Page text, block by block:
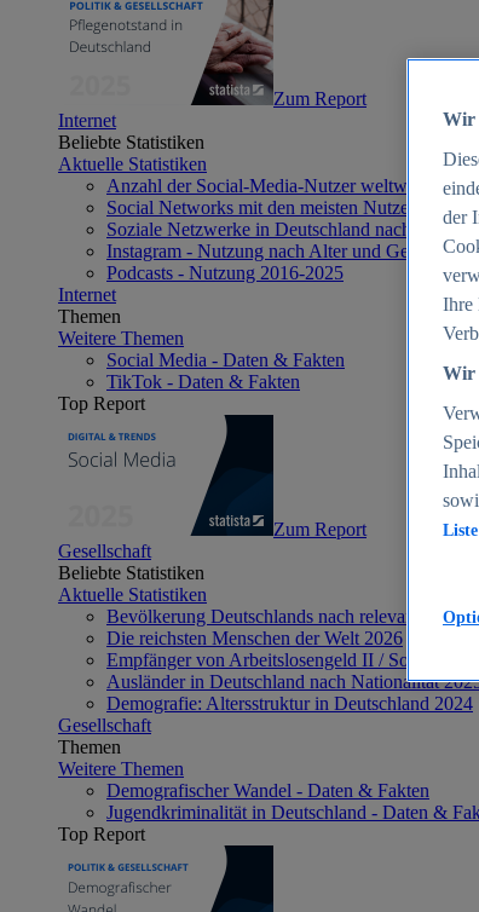
Zum Report
Internet
Beliebte Statistiken
Aktuelle Statistiken
Anzahl der Social-Media-Nutzer weltweit 2012-
Social Networks mit den meisten Nutzern
Soziale Netzwerke in Deutschland nach
Instagram - Nutzung nach Alter und Geschlecht
Podcasts - Nutzung 2016-2025
Internet
Themen
Weitere Themen
Social Media - Daten & Fakten
TikTok - Daten & Fakten
Top Report
Zum Report
Gesellschaft
Beliebte Statistiken
Aktuelle Statistiken
Bevölkerung Deutschlands nach relevanten
Die reichsten Menschen der Welt 2026
Empfänger von Arbeitslosengeld II / Sozialgeld
Ausländer in Deutschland nach Nationalität
Demografie: Altersstruktur in Deutschland 2024
Gesellschaft
Themen
Weitere Themen
Demografischer Wandel - Daten & Fakten
Jugendkriminalität in Deutschland - Daten &
Top Report
Wir
der
Ihre
Wir